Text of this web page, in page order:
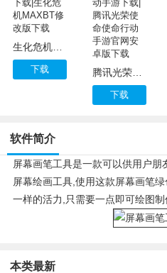
生化危机MAX变态版下载|生化危机MAXBT修改版下载
下载 腾讯光荣使命使命行动手游下载|腾讯光荣使命使命行动手游官网安卓版下载
下载
软件简介
屏幕画笔工具是一款可以供用户
屏幕绘画工具,使用这款屏幕画笔
一样的活力,只需要一点即可绘图制
本类最新